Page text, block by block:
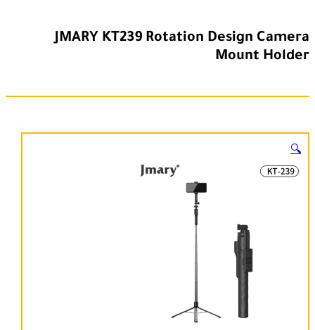
JMARY KT239 Rotation Design Camera
Mount Holder
🔍